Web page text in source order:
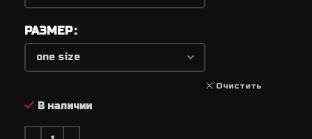
РАЗМЕР
Очистить
В наличии